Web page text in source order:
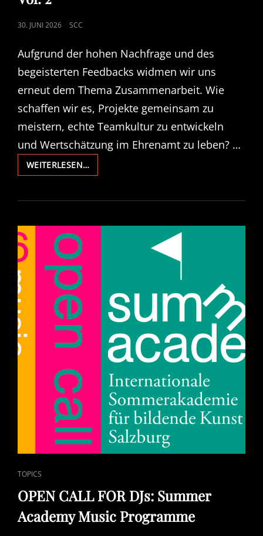
POSTED
30. JUNI 2026 SCC
Aufgrund der hohen Nachfrage und des
begeisterten Feedbacks widmen wir uns
erneut dem Thema Zusammenarbeit. Wie
schaffen wir es, Projekte gemeinsam zu
meistern, echte Teamkultur zu entwickeln
und Wertschätzung im Ehrenamt zu leben? …
WEITERLESEN…CLUB
TALKS
HOW
CLUBKULTUR
CAT
LINKS
TOPICS
OPEN CALL FOR DJs: Summer
Academy Music Programme